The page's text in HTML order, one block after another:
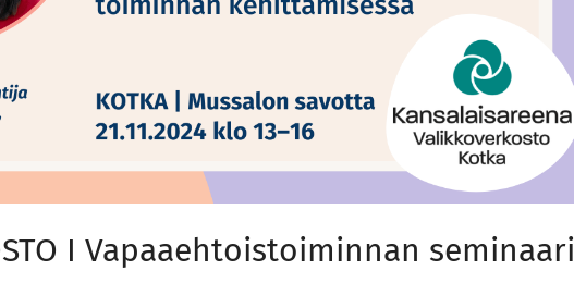
I Vapaaehtoistoiminnan seminaari